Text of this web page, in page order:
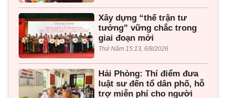
Xây dựng “thế trận tư
tưởng” vững chắc trong
giai đoạn mới
Thứ Năm 15:13, 6/8/2026
Hải Phòng: Thí điểm đưa
luật sư đến tổ dân phố, hỗ
trợ miễn phí cho người